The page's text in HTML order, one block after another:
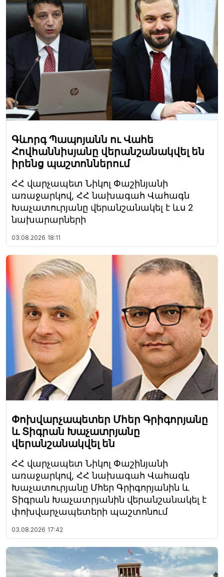
Գևորգ Պապոյանն ու Վահե
Հովհաննիսյանը վերանշանակվել են
իրենց պաշտոններում
ՀՀ վարչապետ Նիկոլ Փաշինյանի
առաջարկով, ՀՀ նախագահ Վահագն
Խաչատուրյանը վերանշանակել է ևս 2
նախարարների
03.08.2026 18:11
Փոխվարչապետեր Մհեր Գրիգորյանը
և Տիգրան Խաչատրյանը
վերանշանակվել են
ՀՀ վարչապետ Նիկոլ Փաշինյանի
առաջարկով, ՀՀ նախագահ Վահագն
Խաչատուրյանը Մհեր Գրիգորյանին և
Տիգրան Խաչատրյանին վերանշանակել է
փոխվարչապետերի պաշտոնում
03.08.2026 17:42